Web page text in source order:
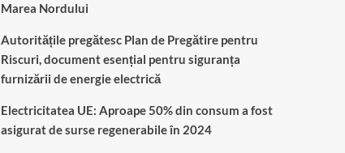
Marea Nordului
Autoritățile pregătesc Plan de Pregătire pentru
Riscuri, document esențial pentru siguranța
furnizării de energie electrică
Electricitatea UE: Aproape 50% din consum a fost
asigurat de surse regenerabile în 2024